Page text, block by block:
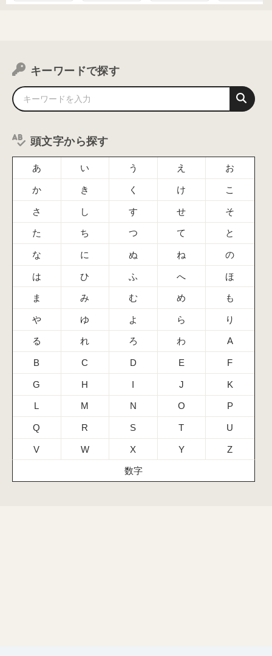
キーワードで探す
頭文字から探す
あ い う え お
か き く け こ
さ し す せ そ
た ち つ て と
な に ぬ ね の
は ひ ふ へ ほ
ま み む め も
や ゆ よ ら り
る れ ろ わ A
B C D E F
G H I J K
L M N O P
Q R S T U
V W X Y Z
数字